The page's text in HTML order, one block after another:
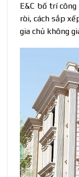
E&C bố trí
ròi, cách sắp
gia chủ không